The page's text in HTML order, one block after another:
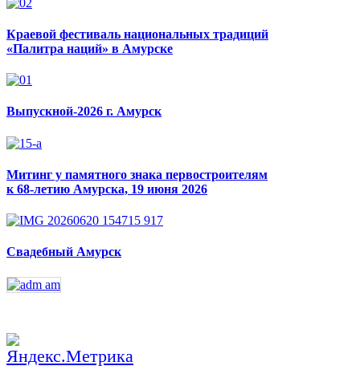
Краевой фестиваль национальных традиций
«Палитра наций» в Амурске
Выпускной-2026 г. Амурск
Митинг у памятного знака первостроителям
к 68-летию Амурска, 19 июня 2026
Свадебный Амурск